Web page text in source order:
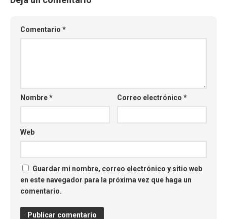
Comentario *
Nombre* Correo electrónico*
Web
Guardar mi nombre, correo electrónico y sitio web
en este navegador para la próxima vez que haga un
comentario.